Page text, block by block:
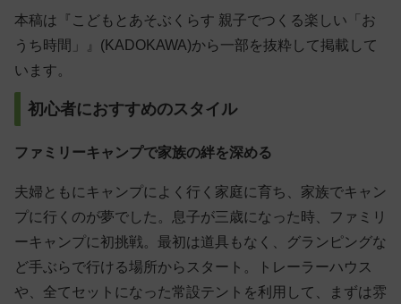
本稿は『こどもとあそぶくらす 親子でつくる楽しい「お
うち時間」』(KADOKAWA)から一部を抜粋して掲載して
います。
初心者におすすめのスタイル
ファミリーキャンプで家族の絆を深める
夫婦ともにキャンプによく行く家庭に育ち、家族でキャン
プに行くのが夢でした。息子が三歳になった時、ファミリ
ーキャンプに初挑戦。最初は道具もなく、グランピングな
ど手ぶらで行ける場所からスタート。トレーラーハウス
や、全てセットになった常設テントを利用して、まずは雰